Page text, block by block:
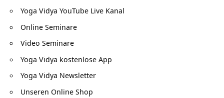
Yoga Vidya YouTube Live Kanal
Online Seminare
Video Seminare
Yoga Vidya kostenlose App
Yoga Vidya Newsletter
Unseren Online Shop